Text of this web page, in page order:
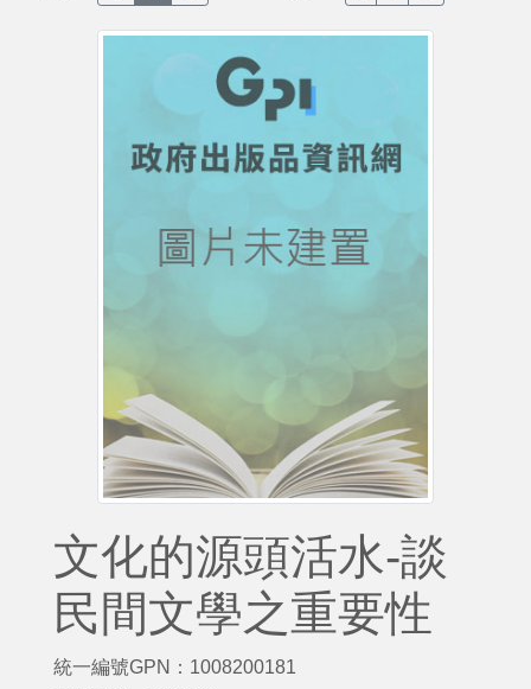
文化的源頭活水-談
民間文學之重要性
統一編號GPN：1008200181